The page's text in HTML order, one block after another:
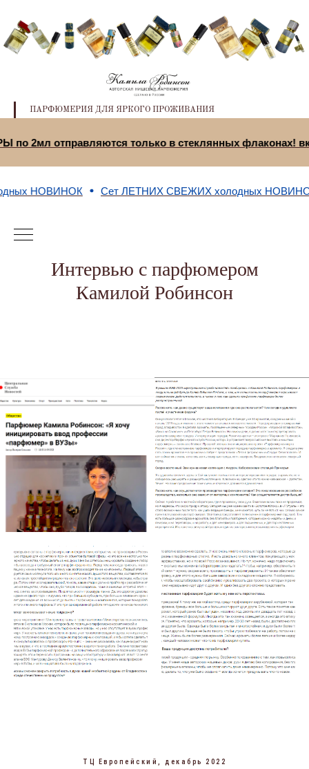
ПАРФЮМЕРИЯ ДЛЯ ЯРКОГО ПРОЖИВАНИЯ
по 2мл отправляются только в стеклянных
НОВИНОК Сет ЛЕТНИХ СВЕЖИХ холодных НОВИНОК
Интервью с парфюмером
Камилой Робинсон
ТЦ Европейский, декабрь 2022